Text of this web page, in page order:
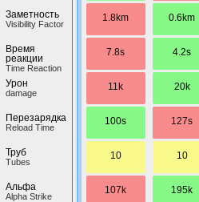
Заметность
Visibility Factor
Время
реакции
Time Reaction
Урон
damage
Перезарядка
Reload Time
Труб
Tubes
Альфа
Alpha Strike
1.8km
7.8s
11k
100s
10
107k
0.6km
4.2s
20k
127s
10
195k